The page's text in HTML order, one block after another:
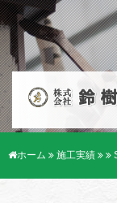
ホーム 施工実績